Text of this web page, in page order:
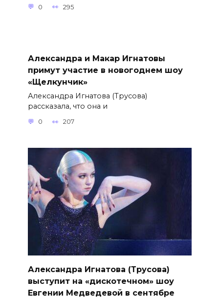
0 295
Александра и Макар Игнатовы
примут участие в новогоднем шоу
«Щелкунчик»
Александра Игнатова (Трусова)
рассказала, что она и
0 207
Александра Игнатова (Трусова)
выступит на «дискотечном» шоу
Евгении Медведевой в сентябре